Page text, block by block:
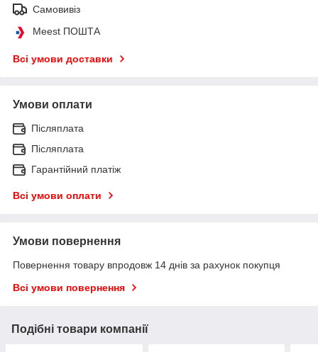
Самовивіз
Meest ПОШТА
Всі умови доставки
Умови оплати
Післяплата
Післяплата
Гарантійний платіж
Всі умови оплати
Умови повернення
Повернення товару впродовж 14 днів за рахунок покупця
Всі умови повернення
Подібні товари компанії